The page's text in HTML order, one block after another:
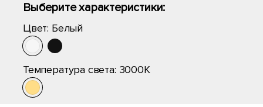
Выберите характеристики:
Цвет: Белый
Температура света: 3000K